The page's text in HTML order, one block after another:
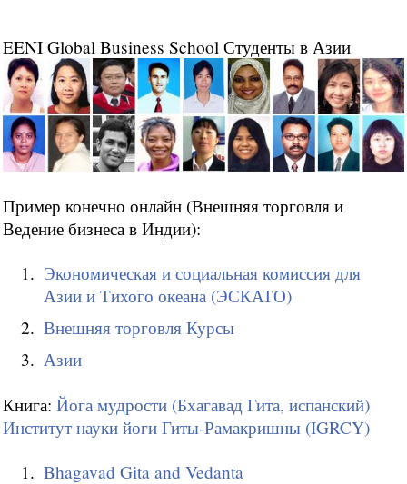
EENI Global Business School Студенты в Азии
Пример конечно онлайн (Внешняя торговля и
Ведение бизнеса в Индии):
Экономическая и социальная комиссия для
Азии и Тихого океана (ЭСКАТО)
Внешняя торговля Курсы
Азии
Книга: Йога мудрости (Бхагавад Гита, испанский)
Институт науки йоги Гиты-Рамакришны (IGRCY)
Bhagavad Gita and Vedanta